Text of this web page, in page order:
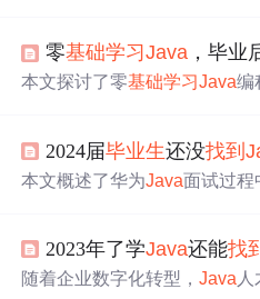
提升的重要性，并提供了
醒不要盲目跟风，要根据个人
零基础学习Java ，毕业
本文探讨了零基础学习Java编
2024届毕业生还没找到
本文概述了华为Java面试过程
a开发者高效提升和应对大厂
2023年了学Java还能找
随着企业数字化转型，Java